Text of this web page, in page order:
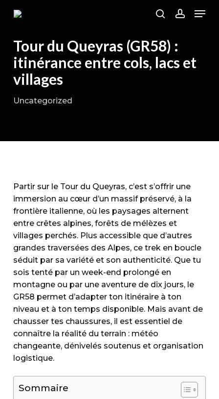
content
search
Tour du Queyras (GR58) :
itinérance entre cols, lacs et
villages
Uncategorized
Partir sur le Tour du Queyras, c’est s’offrir une
immersion au cœur d’un massif préservé, à la
frontière italienne, où les paysages alternent
entre crêtes alpines, forêts de mélèzes et
villages perchés. Plus accessible que d’autres
grandes traversées des Alpes, ce trek en boucle
séduit par sa variété et son authenticité. Que tu
sois tenté par un week-end prolongé en
montagne ou par une aventure de dix jours, le
GR58 permet d’adapter ton itinéraire à ton
niveau et à ton temps disponible. Mais avant de
chausser tes chaussures, il est essentiel de
connaître la réalité du terrain : météo
changeante, dénivelés soutenus et organisation
logistique.
Sommaire